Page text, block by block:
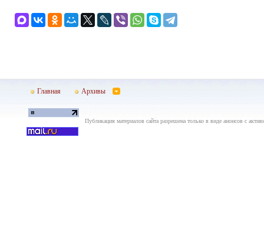
Главная Архивы
Публикация материалов сайта разрешена только в виде анонсов с